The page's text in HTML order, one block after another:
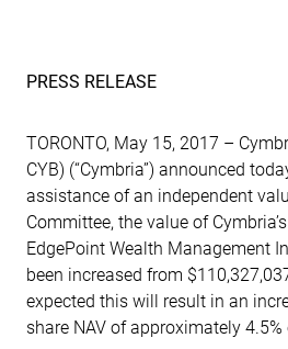
PRESS RELEASE
TORONTO, May 15, 2017 –
CYB) (“Cymbria”) announced
assistance of an independent
Committee, the value of
EdgePoint Wealth Management
been increased from
expected this will result in an
share NAV of approximately 4.5%